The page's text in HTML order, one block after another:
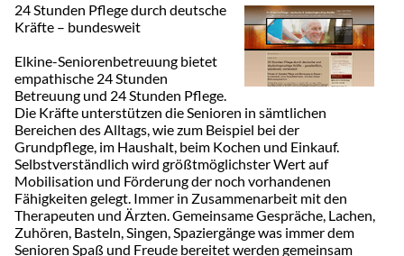
24 Stunden Pflege durch deutsche
Kräfte – bundesweit
Elkine-Seniorenbetreuung bietet
empathische 24 Stunden
Betreuung und 24 Stunden Pflege.
Die Kräfte unterstützen die Senioren in sämtlichen
Bereichen des Alltags, wie zum Beispiel bei der
Grundpflege, im Haushalt, beim Kochen und Einkauf.
Selbstverständlich wird größtmöglichster Wert auf
Mobilisation und Förderung der noch vorhandenen
Fähigkeiten gelegt. Immer in Zusammenarbeit mit den
Therapeuten und Ärzten. Gemeinsame Gespräche, Lachen,
Zuhören, Basteln, Singen, Spaziergänge was immer dem
Senioren Spaß und Freude bereitet werden gemeinsam